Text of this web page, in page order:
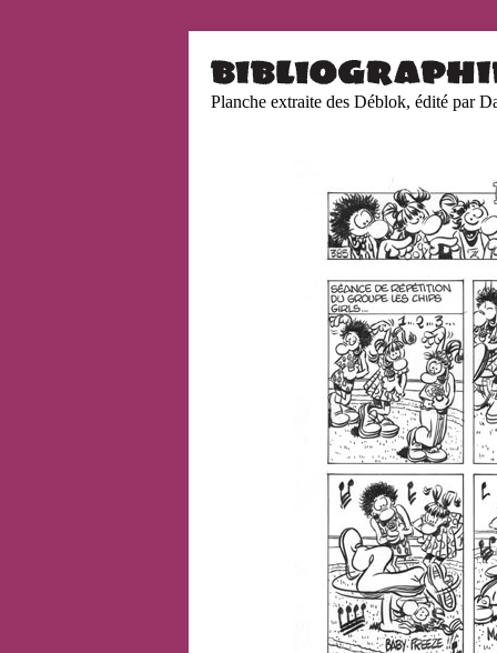
Planche extraite des Déblok, édité par